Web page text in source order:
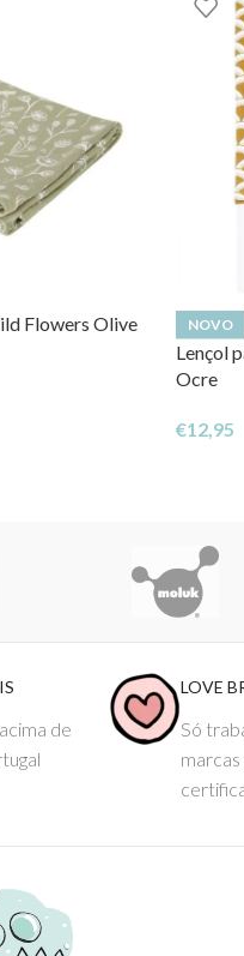
Flowers Olive NOVO
Lençol
Ocre
€12,95
de
LOVE
Só